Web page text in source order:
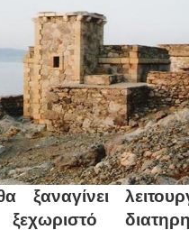
ξαναγίνει